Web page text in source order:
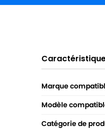
Marque
Modèle
Catégorie de